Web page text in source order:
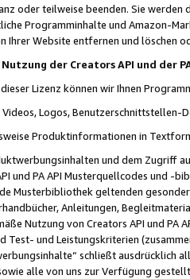
oder teilweise beenden. Sie werden
Programminhalte und Amazon-
Ihrer Website entfernen und löschen
der Creators API und der
dieser Lizenz können wir Ihnen
Logos, Benutzerschnittstellen-
Produktinformationen in
und dem Zugriff
und PA API Musterquellcodes und
Musterbibliothek geltenden
Anleitungen,
Nutzung von Creators API und PA
Test- und Leistungskriterien
schließt ausdrücklich
alle von uns zur Verfügung